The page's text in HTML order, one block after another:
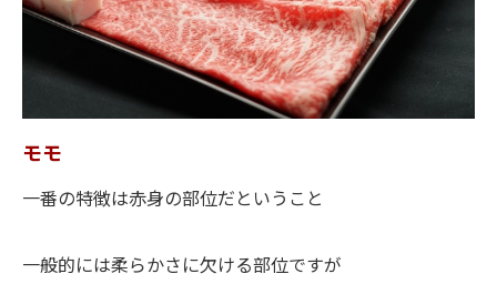
モモ
一番の特徴は赤身の部位だということ
一般的には柔らかさに欠ける部位ですが